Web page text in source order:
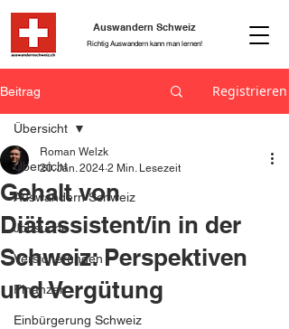
Richtig Auswandern kann man lernen!
Auswandern Schweiz
Beitrag Registrieren
Übersicht
Auswandern Schweiz
Jobsuche
Versicherungen
Finanzen
Einbürgerung Schweiz
Übersicht
Gehalt von
Diätassistent/in in der
Schweiz: Perspektiven
und Vergütung
Roman Welzk
20. Jan. 2024 2 Min. Lesezeit